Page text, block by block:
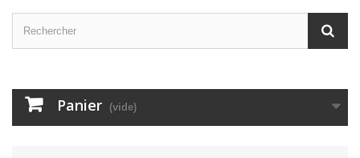
Panier (vide)